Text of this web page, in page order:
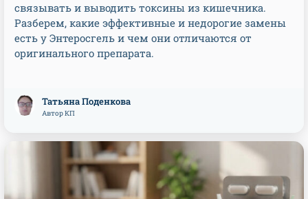
связывать и выводить токсины из кишечника.
Разберем, какие эффективные и недорогие замены
есть у Энтеросгель и чем они отличаются от
оригинального препарата.
Татьяна Поденкова
Автор КП